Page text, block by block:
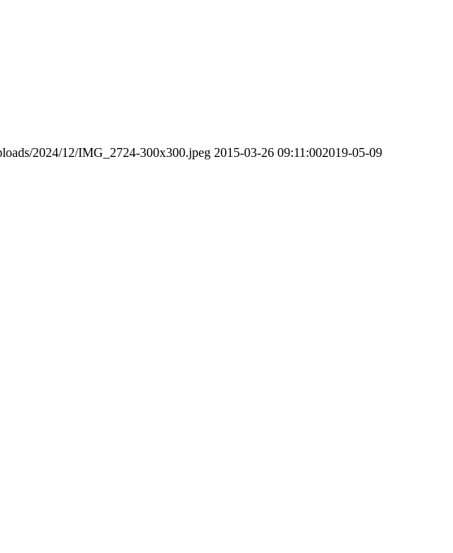
2024/12/IMG_2724-300x300.jpeg 2015-03-26 09:11:002019-05-09